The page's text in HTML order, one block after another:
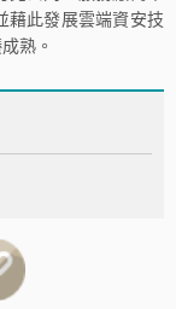
藉此發展雲端資安技
熟。